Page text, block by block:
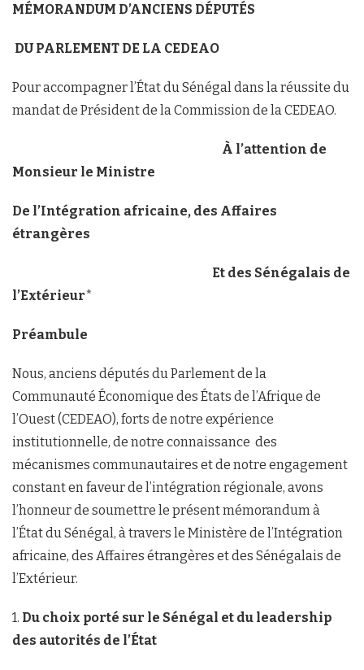
MÉMORANDUM D’ANCIENS DÉPUTÉS
DU PARLEMENT DE LA CEDEAO
Pour accompagner l’État du Sénégal dans la réussite du
mandat de Président de la Commission de la CEDEAO.
À l’attention de
Monsieur le Ministre
De l’Intégration africaine, des Affaires
étrangères
Et des Sénégalais de
l’Extérieur*
Préambule
Nous, anciens députés du Parlement de la
Communauté Économique des États de l’Afrique de
l’Ouest (CEDEAO), forts de notre expérience
institutionnelle, de notre connaissance des
mécanismes communautaires et de notre engagement
constant en faveur de l’intégration régionale, avons
l’honneur de soumettre le présent mémorandum à
l’État du Sénégal, à travers le Ministère de l’Intégration
africaine, des Affaires étrangères et des Sénégalais de
l’Extérieur.
1. Du choix porté sur le Sénégal et du leadership
des autorités de l’État